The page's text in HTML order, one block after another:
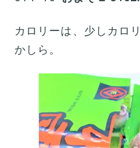
カロリーは、少しカロ
かしら。